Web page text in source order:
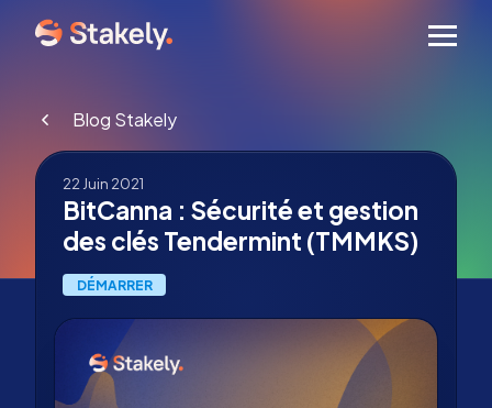
Blog Stakely
22 Juin 2021
BitCanna : Sécurité et gestion
des clés Tendermint (TMMKS)
DÉMARRER